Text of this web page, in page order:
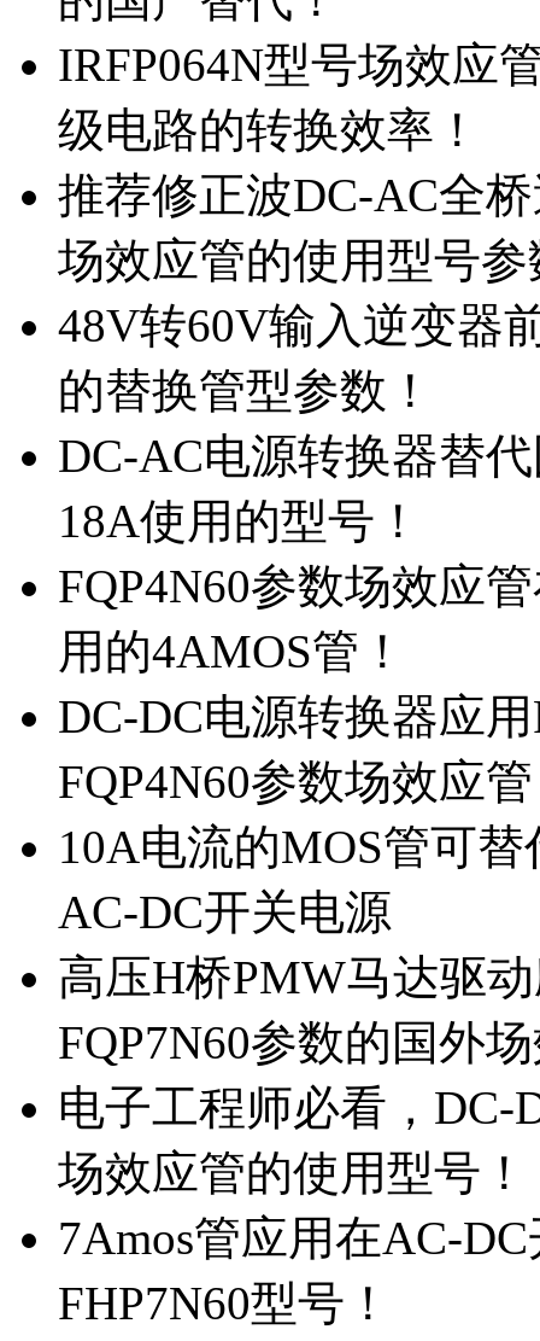
IRFP064N型号场效应
级电路的转换效率！
推荐修正波DC-AC全
场效应管的使用型号参
48V转60V输入逆变器
的替换管型参数！
DC-AC电源转换器替
18A使用的型号！
FQP4N60参数场效应
用的4AMOS管！
DC-DC电源转换器应
FQP4N60参数场效应
10A电流的MOS管可
AC-DC开关电源
高压H桥PMW马达驱
FQP7N60参数的国外
电子工程师必看，DC-
场效应管的使用型号！
7Amos管应用在AC-
FHP7N60型号！